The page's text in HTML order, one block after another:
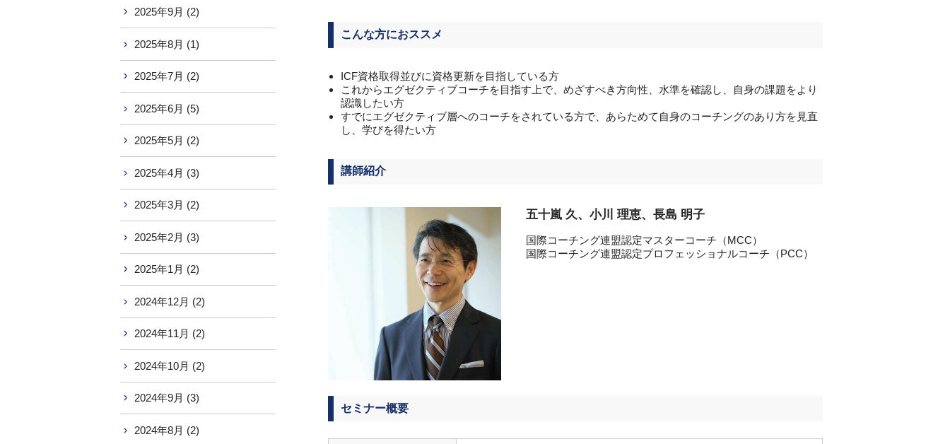
こんな方におススメ
ICF資格取得並びに資格更新を目指している方
これからエグゼクティブコーチを目指す上で、めざすべき方向性、水準を確認し、自身の課題をより
認識したい方
すでにエグゼクティブ層へのコーチをされている方で、あらためて自身のコーチングのあり方を見直
し、学びを得たい方
講師紹介
五十嵐 久、小川 理恵、長島 明子
国際コーチング連盟認定マスターコーチ（MCC）
国際コーチング連盟認定プロフェッショナルコーチ（PCC）
セミナー概要
2025年9月 (2)
2025年8月 (1)
2025年7月 (2)
2025年6月 (5)
2025年5月 (2)
2025年4月 (3)
2025年3月 (2)
2025年2月 (3)
2025年1月 (2)
2024年12月 (2)
2024年11月 (2)
2024年10月 (2)
2024年9月 (3)
2024年8月 (2)